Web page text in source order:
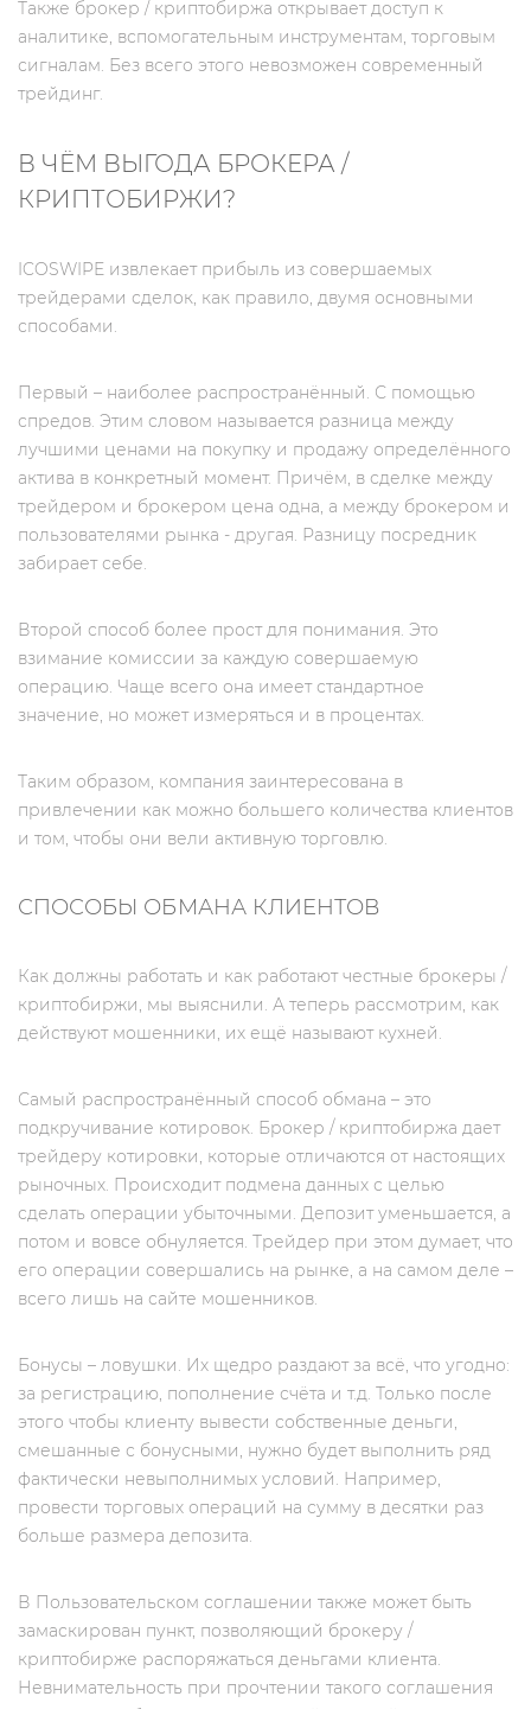
Также брокер / криптобиржа открывает доступ к
аналитике, вспомогательным инструментам, торговым
сигналам. Без всего этого невозможен современный
трейдинг.
В ЧЁМ ВЫГОДА БРОКЕРА /
КРИПТОБИРЖИ?
ICOSWIPE извлекает прибыль из совершаемых
трейдерами сделок, как правило, двумя основными
способами.
Первый – наиболее распространённый. С помощью
спредов. Этим словом называется разница между
лучшими ценами на покупку и продажу определённого
актива в конкретный момент. Причём, в сделке между
трейдером и брокером цена одна, а между брокером и
пользователями рынка - другая. Разницу посредник
забирает себе.
Второй способ более прост для понимания. Это
взимание комиссии за каждую совершаемую
операцию. Чаще всего она имеет стандартное
значение, но может измеряться и в процентах.
Таким образом, компания заинтересована в
привлечении как можно большего количества клиентов
и том, чтобы они вели активную торговлю.
СПОСОБЫ ОБМАНА КЛИЕНТОВ
Как должны работать и как работают честные брокеры /
криптобиржи, мы выяснили. А теперь рассмотрим, как
действуют мошенники, их ещё называют кухней.
Самый распространённый способ обмана – это
подкручивание котировок. Брокер / криптобиржа дает
трейдеру котировки, которые отличаются от настоящих
рыночных. Происходит подмена данных с целью
сделать операции убыточными. Депозит уменьшается, а
потом и вовсе обнуляется. Трейдер при этом думает, что
его операции совершались на рынке, а на самом деле –
всего лишь на сайте мошенников.
Бонусы – ловушки. Их щедро раздают за всё, что угодно:
за регистрацию, пополнение счёта и т.д. Только после
этого чтобы клиенту вывести собственные деньги,
смешанные с бонусными, нужно будет выполнить ряд
фактически невыполнимых условий. Например,
провести торговых операций на сумму в десятки раз
больше размера депозита.
В Пользовательском соглашении также может быть
замаскирован пункт, позволяющий брокеру /
криптобирже распоряжаться деньгами клиента.
Невнимательность при прочтении такого соглашения